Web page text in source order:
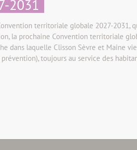
2031
territoriale globale 2027-2031,
la prochaine Convention territoriale
dans laquelle Clisson Sèvre et Maine
toujours au service des